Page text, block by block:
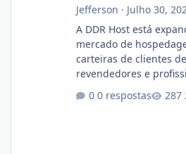
Jefferson · Julho 30,
A DDR Host está
mercado de
carteiras de clientes
revendedores e
operação. Se você
0 respostas